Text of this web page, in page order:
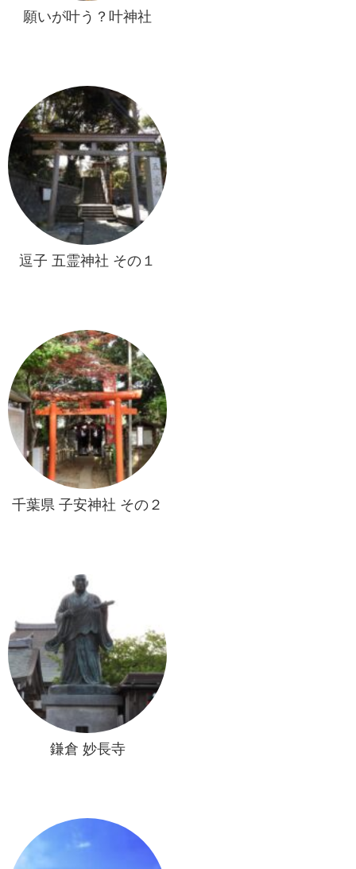
願いが叶う？叶神社
逗子 五霊神社 その１
千葉県 子安神社 その２
鎌倉 妙長寺